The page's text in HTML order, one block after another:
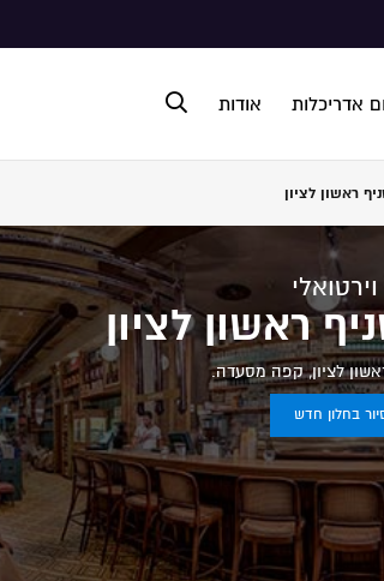
אדריכלות אודות
ראשון לציון
ראשון לציון
לציון, קפה מסעדה.
בחלון חדש